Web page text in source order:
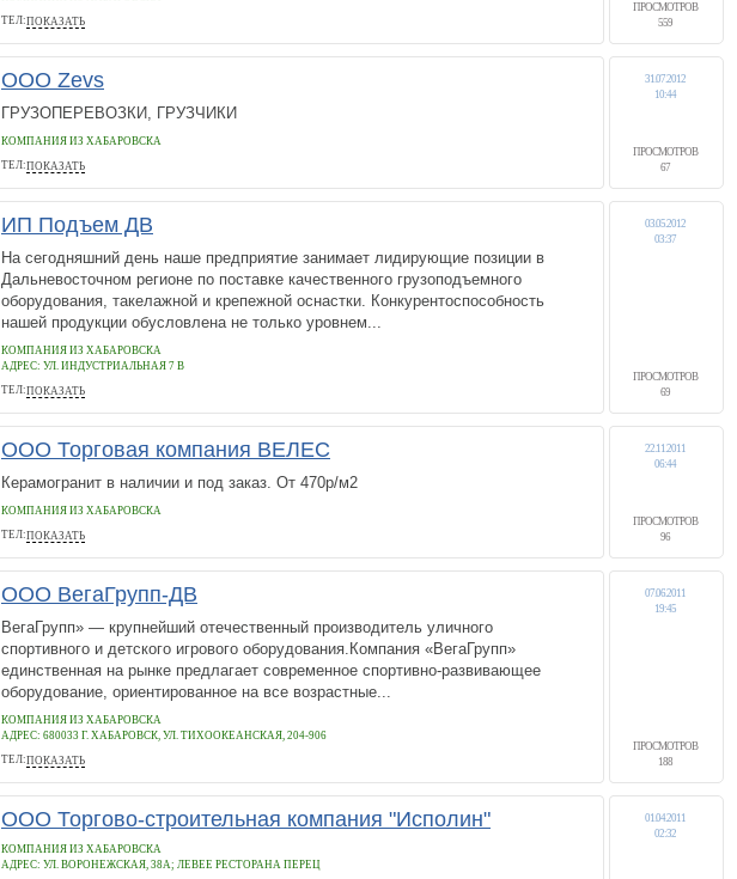
ТЕЛ:ПОКАЗАТЬ
+79141514715
ПРОСМОТРОВ
559
ООО Zevs
ГРУЗОПЕРЕВОЗКИ, ГРУЗЧИКИ
КОМПАНИЯ ИЗ ХАБАРОВСКА
ТЕЛ:ПОКАЗАТЬ
89241120400
ПРОСМОТРОВ
67
31.07.2012
10:44
ИП Подъем ДВ
На сегодняшний день наше предприятие занимает лидирующие позиции в
Дальневосточном регионе по поставке качественного грузоподъемного
оборудования, такелажной и крепежной оснастки. Конкурентоспособность
нашей продукции обусловлена не только уровнем...
КОМПАНИЯ ИЗ ХАБАРОВСКА
АДРЕС: УЛ. ИНДУСТРИАЛЬНАЯ 7 В
ТЕЛ:ПОКАЗАТЬ
(4212) 206607, 206608
ПРОСМОТРОВ
69
03.05.2012
03:37
ООО Торговая компания ВЕЛЕС
Керамогранит в наличии и под заказ. От 470р/м2
КОМПАНИЯ ИЗ ХАБАРОВСКА
ТЕЛ:ПОКАЗАТЬ
89142175163
ПРОСМОТРОВ
96
22.11.2011
06:44
ООО ВегаГрупп-ДВ
ВегаГрупп» — крупнейший отечественный производитель уличного
спортивного и детского игрового оборудования.Компания «ВегаГрупп»
единственная на рынке предлагает современное спортивно-развивающее
оборудование, ориентированное на все возрастные...
КОМПАНИЯ ИЗ ХАБАРОВСКА
АДРЕС: 680033 Г. ХАБАРОВСК, УЛ. ТИХООКЕАНСКАЯ, 204-906
ТЕЛ:ПОКАЗАТЬ
+7(4212)621148
ПРОСМОТРОВ
188
07.06.2011
19:45
ООО Торгово-строительная компания "Исполин"
КОМПАНИЯ ИЗ ХАБАРОВСКА
АДРЕС: УЛ. ВОРОНЕЖСКАЯ, 38А; ЛЕВЕЕ РЕСТОРАНА ПЕРЕЦ
01.04.2011
02:32